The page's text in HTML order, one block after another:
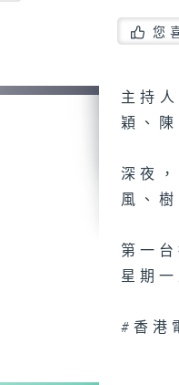
您
主持
穎、
深夜
風、
第一
星期
#香港